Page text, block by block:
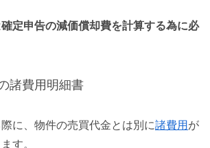
確定申告の減価償却費を計算する為に必
諸費用明細書
に、物件の売買代金とは別に諸費用 が
す。